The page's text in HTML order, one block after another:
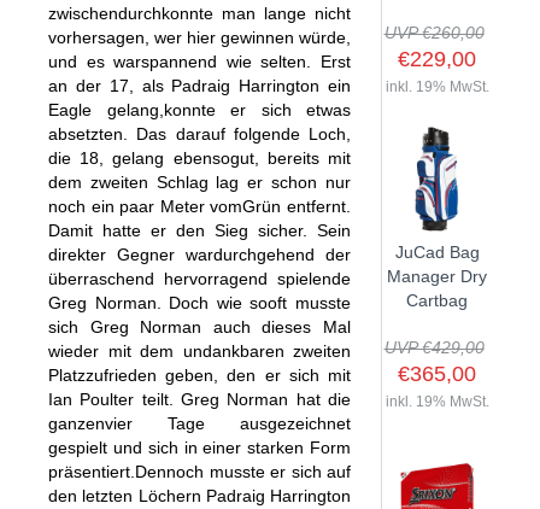
WEDGES
HYBRIDS
DRIVING EISEN
PUTTER
KINDER GOLFSCHLÄGER
KOMPLETTSETS
HEADS
SHAFTS
DEMOSCHLÄGER
TRAVELBAGS
SONSTIGE BAGS
ELEKTROTROLLIES
TROLLEY ZUBEHÖR
GOLFBÄLLE
LOGOBÄLLE
SCHUHE
HERREN GOLFSCHUHE
DAMEN GOLFSCHUHE
KINDER GOLFSCHUHE
BEKLEIDUNG
HERREN
DAMEN
CAPS
GÜRTEL & SOCKEN
HANDSCHUHE
HERREN GOLFHANDSCHUHE
DAMEN GOLFHANDSCHUHE
KINDER GOLFHANDSCHUHE
ZUBEHÖR
ENTFERNUNGSMESSER
REGENSCHIRME
HANDTÜCHER
ACCESSOIRES
TRAININGSHILFEN
MONTAGE
KOMPONENTEN
GRIFFE
GUTSCHEINE
GUTSCHEINE
SALE
GOLFSCHLÄGER
BAGS
TROLLIES
BÄLLE
SCHUHE
BEKLEIDUNG
HANDSCHUHE
EVENTS
GOLFKURSE
EVENTS
ANFRAGE
GUTSCHEINE
zwischendurchkonnte man lange nicht
vorhersagen, wer hier gewinnen würde,
und es warspannend wie selten. Erst
an der 17, als Padraig Harrington ein
Eagle gelang,konnte er sich etwas
absetzten. Das darauf folgende Loch,
die 18, gelang ebensogut, bereits mit
dem zweiten Schlag lag er schon nur
noch ein paar Meter vomGrün entfernt.
Damit hatte er den Sieg sicher. Sein
direkter Gegner wardurchgehend der
überraschend hervorragend spielende
Greg Norman. Doch wie sooft musste
sich Greg Norman auch dieses Mal
wieder mit dem undankbaren zweiten
Platzzufrieden geben, den er sich mit
Ian Poulter teilt. Greg Norman hat die
ganzenvier Tage ausgezeichnet
gespielt und sich in einer starken Form
präsentiert.Dennoch musste er sich auf
den letzten Löchern Padraig Harrington
UVP €260,00
€229,00
inkl. 19% MwSt.
JuCad Bag
Manager Dry
Cartbag
UVP €429,00
€365,00
inkl. 19% MwSt.